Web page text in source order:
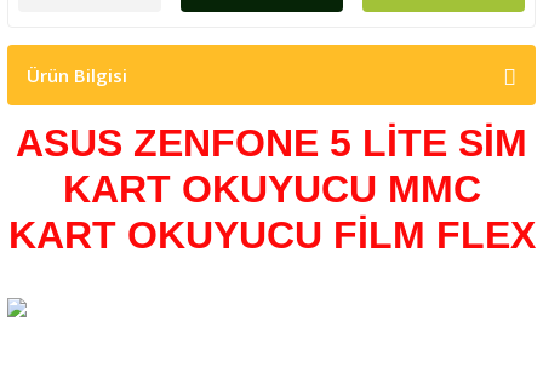
Ürün Bilgisi
ASUS ZENFONE 5 LİTE SİM
KART OKUYUCU MMC
KART OKUYUCU FİLM FLEX